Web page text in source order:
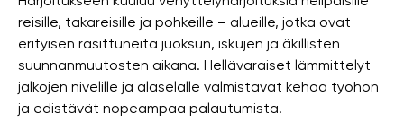
reisille, takareisille ja pohkeille – alueille, jotka ovat
erityisen rasittuneita juoksun, iskujen ja äkillisten
suunnanmuutosten aikana. Hellävaraiset lämmittelyt
jalkojen nivelille ja alaselälle valmistavat kehoa työhön
ja edistävät nopeampaa palautumista.